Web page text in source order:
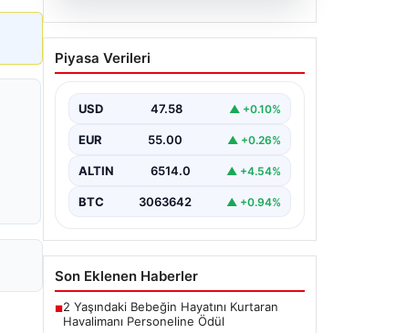
04.08.2026
Olmaz denen oldu! Maç
sırasında yıldırım çarptı: O
Piyasa Verileri
USD 47.58 ▲ +0.10%
EUR 55.00 ▲ +0.26%
ALTIN 6514.0 ▲ +4.54%
BTC 3063642 ▲ +0.94%
Son Eklenen Haberler
■2 Yaşındaki Bebeğin Hayatını Kurtaran
Havalimanı Personeline Ödül